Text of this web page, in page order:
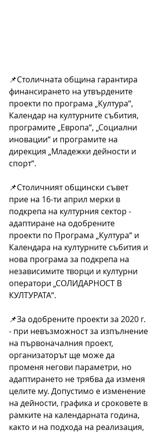
📌Столичната община гарантира
финансирането на утвърдените
проекти по програма „Култура“,
Календар на културните събития,
програмите „Европа“, „Социални
иновации“ и програмите на
дирекция „Младежки дейности и
спорт“.
📌Столичният общински съвет
прие на 16-ти април мерки в
подкрепа на културния сектор -
адаптиране на одобрените
проекти по Програма „Култура“ и
Календара на културните събития и
нова програма за подкрепа на
независимите творци и културни
оператори „СОЛИДАРНОСТ В
КУЛТУРАТА“.
📌За одобрените проекти за 2020 г.
- при невъзможност за изпълнение
на първоначалния проект,
организаторът ще може да
променя негови параметри, но
адаптирането не трябва да изменя
целите му. Допустимо е изменение
на дейности, графика и сроковете в
рамките на календарната година,
както и на подхода на реализация,